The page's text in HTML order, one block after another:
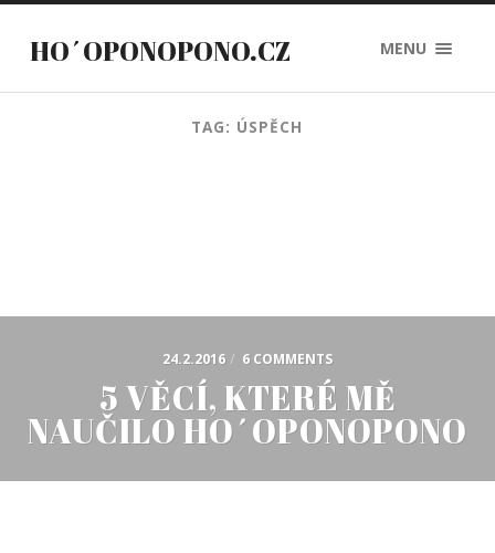
HO´OPONOPONO.CZ MENU
TAG: ÚSPĚCH
24.2.2016 / 6 COMMENTS
5 VĚCÍ, KTERÉ MĚ
NAUČILO HO´OPONOPONO